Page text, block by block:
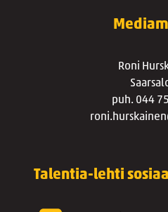
Roni
puh. 044
Talentia-lehti